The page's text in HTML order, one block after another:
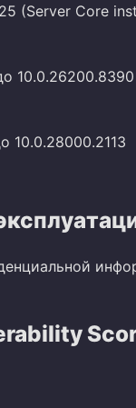
(Server Core
10.0.26200.8390
10.0.28000.2113